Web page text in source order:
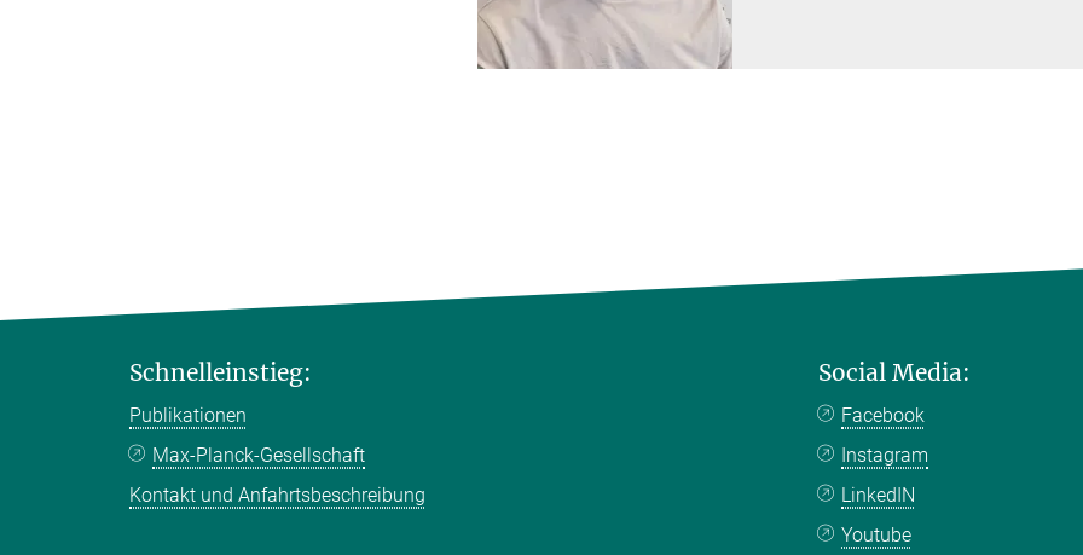
Schnelleinstieg:
Publikationen
Max-Planck-Gesellschaft
Kontakt und Anfahrtsbeschreibung
Social Media:
Facebook
Instagram
LinkedIN
Youtube